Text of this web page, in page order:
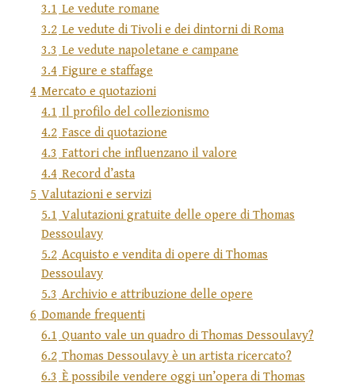
3.1 Le vedute romane
3.2 Le vedute di Tivoli e dei dintorni di Roma
3.3 Le vedute napoletane e campane
3.4 Figure e staffage
4 Mercato e quotazioni
4.1 Il profilo del collezionismo
4.2 Fasce di quotazione
4.3 Fattori che influenzano il valore
4.4 Record d’asta
5 Valutazioni e servizi
5.1 Valutazioni gratuite delle opere di Thomas
Dessoulavy
5.2 Acquisto e vendita di opere di Thomas
Dessoulavy
5.3 Archivio e attribuzione delle opere
6 Domande frequenti
6.1 Quanto vale un quadro di Thomas Dessoulavy?
6.2 Thomas Dessoulavy è un artista ricercato?
6.3 È possibile vendere oggi un’opera di Thomas